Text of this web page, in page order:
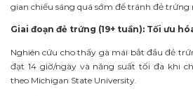
gian chiếu sáng quá sớm để tránh đẻ trứng
Giai đoạn đẻ trứng (19+ tuần): Tối ưu
Nghiên cứu cho thấy gà mái bắt đầu đẻ
đạt 14 giờ/ngày và năng suất tối đa khi
theo Michigan State University.